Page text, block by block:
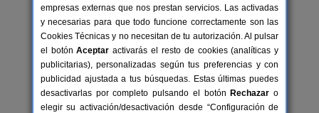
8+1 pers.
desde27 €
Complejo Rural Aguas Frías
La Omañuela (León)
empresas externas que nos prestan servicios. Las activadas
y necesarias para que todo funcione correctamente son las
Cookies Técnicas y no necesitan de tu autorización. Al pulsar
el botónAceptar activarás el resto de cookies (analíticas y
publicitarias), personalizadas según tus preferencias y con
publicidad ajustada a tus búsquedas. Estas últimas puedes
desactivarlas por completo pulsando el botón Rechazar o
elegir su activación/desactivación desde “Configuración de